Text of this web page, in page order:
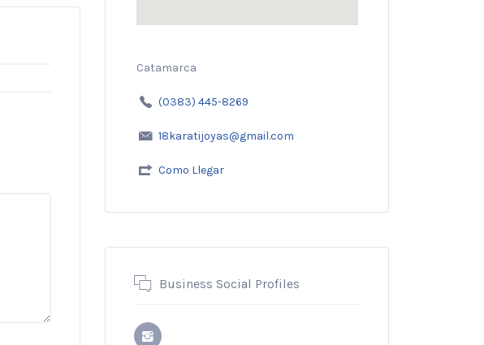
Catamarca
(0383) 445-8269
18karatijoyas@gmail.com
Como Llegar
Business Social Profiles